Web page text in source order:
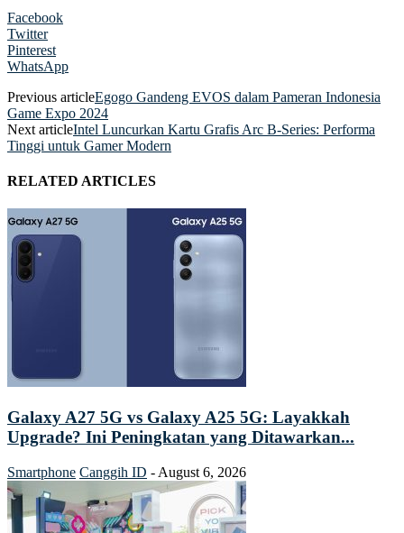
Facebook
Twitter
Pinterest
WhatsApp
Previous articleEgogo Gandeng EVOS dalam Pameran Indonesia
Game Expo 2024
Next articleIntel Luncurkan Kartu Grafis Arc B-Series: Performa
Tinggi untuk Gamer Modern
RELATED ARTICLES
Galaxy A27 5G vs Galaxy A25 5G: Layakkah
Upgrade? Ini Peningkatan yang Ditawarkan...
Smartphone Canggih ID - August 6, 2026